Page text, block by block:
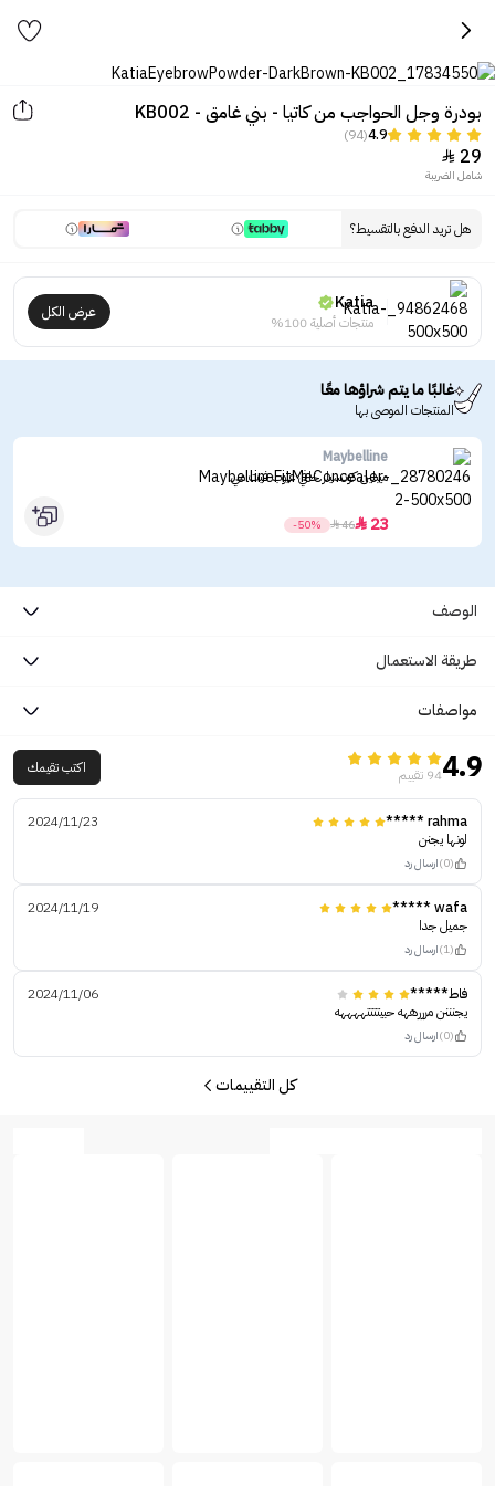
بودرة وجل الحواجب من كاتيا - بني غامق - KB002
4.9
(94)
29

شامل الضريبة
هل تريد الدفع بالتقسيط؟
Katia
منتجات أصلية 100%
عرض الكل
غالبًا ما يتم شراؤها معًا
المنتجات الموصى بها
Maybelline
ميبلين كونسيلر خافي عيوب فيت مي
23

46

-50%
الوصف
طريقة الاستعمال
مواصفات
4.994 تقييم اكتب تقيمك
rahma *****
2024/11/23
لونها يجنن
(0) ارسال رد
wafa *****
2024/11/19
جميل جدا
(1) ارسال رد
فاط*****
2024/11/06
يجنننن مرررههه حبيتتتتههههه
(0) ارسال رد
كل التقييمات